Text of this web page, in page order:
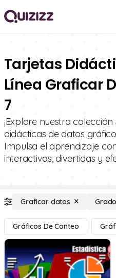
Tarjetas
Línea Graficar
7
¡Explore nuestra
didácticas de datos
Impulsa el aprendizaje
interactivas, divertidas y
Graficar datos
Gráficos De Conteo